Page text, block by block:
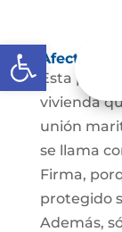
Abrir barra de
Esta
vivienda
unión
se llama
Firma,
protegido
Además,